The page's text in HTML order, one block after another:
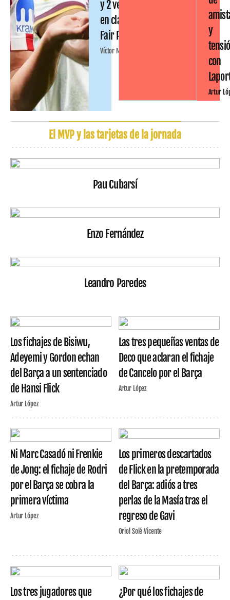
y 2 ventas
en clave
Fair Play
Víctor Malo
y
con
Artur
El MVP y las tarjetas de la jornada
Pau Cubarsí
Enzo Fernández
Leandro Paredes
Los fichajes de Bisiwu,
Adeyemi y Gordon echan
del Barça a un sentenciado
de Hansi Flick
Artur López
Las tres pequeñas ventas de
Deco que aclaran el fichaje
de Cancelo por el Barça
Artur López
Ni Marc Casadó ni Frenkie
de Jong: el fichaje de Rodri
por el Barça se cobra la
primera víctima
Artur López
Los primeros descartados
de Flick en la pretemporada
del Barça: adiós a tres
perlas de la Masía tras el
regreso de Gavi
Oriol Solé Vicente
Los tres jugadores que
¿Por qué los fichajes de